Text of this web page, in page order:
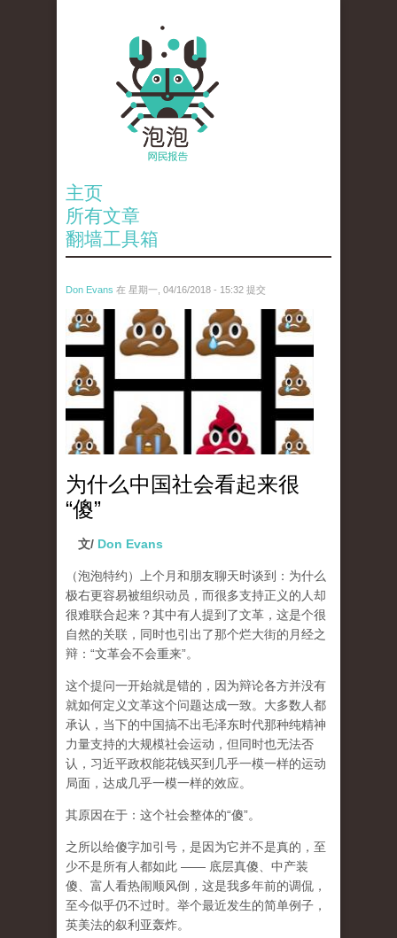
主页
所有文章
翻墙工具箱
Don Evans 在 星期一, 04/16/2018 - 15:32 提交
wechatimg1053.jpeg
为什么中国社会看起来很
“傻”
文/ Don Evans
（泡泡特约）
上个月和朋友聊天时谈到：为什么
极右更容易被组织动员，而很多支持正义的人却
很难联合起来？其中有人提到了文革，这是个很
自然的关联，同时也引出了那个烂大街的月经之
辩：“文革会不会重来”。
这个提问一开始就是错的，因为辩论各方并没有
就如何定义文革这个问题达成一致。大多数人都
承认，当下的中国搞不出毛泽东时代那种纯精神
力量支持的大规模社会运动，但同时也无法否
认，习近平政权能花钱买到几乎一模一样的运动
局面，达成几乎一模一样的效应。
其原因在于：这个社会整体的“傻”。
之所以给傻字加引号，是因为它并不是真的，至
少不是所有人都如此 —— 底层真傻、中产装
傻、富人看热闹顺风倒，这是我多年前的调侃，
至今似乎仍不过时。举个最近发生的简单例子，
英美法的叙利亚轰炸。